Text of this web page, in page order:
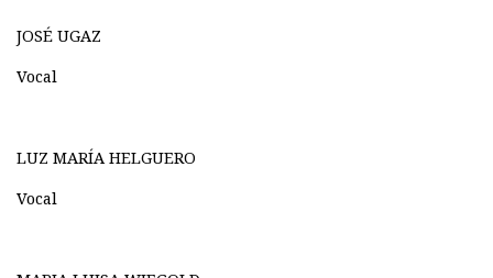
JOSÉ UGAZ
Vocal
LUZ MARÍA HELGUERO
Vocal